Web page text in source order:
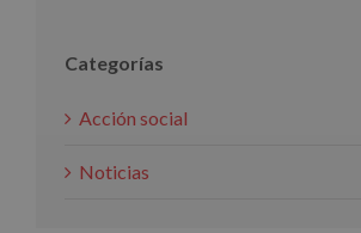
Categorías
Acción social
Noticias